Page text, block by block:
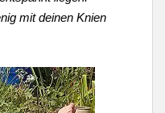
mit deinen Knien